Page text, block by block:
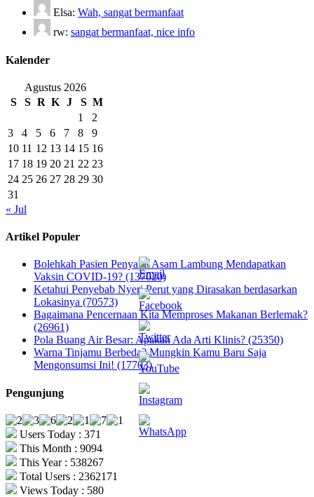
Elsa: Wah, sangat bermanfaat
rw: sangat bermanfaat, nice info
Kalender
Agustus 2026
S
S R K J S M
1
2
3
4 5 6 7 8
9
10 11 12 13 14 15 16
17 18 19 20 21 22 23
24 25 26 27 28 29 30
31
« Jul
Artikel Populer
Bolehkah Pasien Penyakit Asam Lambung Mendapatkan
Vaksin COVID-19? (137020)
Ketahui Penyebab Nyeri Perut yang Dirasakan berdasarkan
Lokasinya (70573)
Bagaimana Pencernaan Kita Memproses Makanan Berlemak?
(26961)
Pola Buang Air Besar: Apakah Ada Arti Klinis? (25350)
Warna Tinjamu Berbeda? Mungkin Kamu Baru Saja
Mengonsumsi Ini! (17703)
Pengunjung
Users Today : 371
This Month : 9094
This Year : 538267
Total Users : 2362171
Views Today : 580